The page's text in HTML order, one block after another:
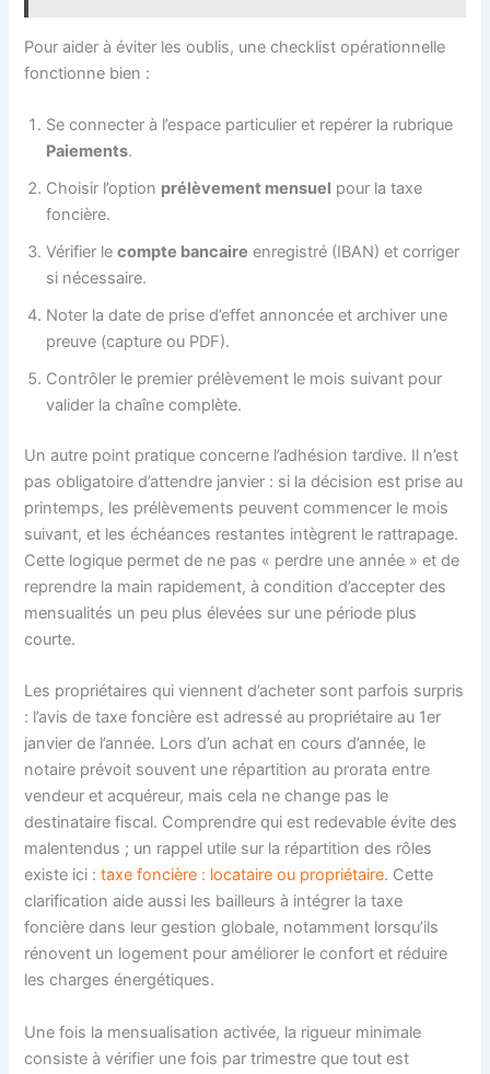
Pour aider à éviter les oublis, une checklist opérationnelle
fonctionne bien :
Se connecter à l’espace particulier et repérer la rubrique
Paiements.
Choisir l’option prélèvement mensuel pour la taxe
foncière.
Vérifier lecompte bancaire enregistré (IBAN) et corriger
si nécessaire.
Noter la date de prise d’effet annoncée et archiver une
preuve (capture ou PDF).
Contrôler le premier prélèvement le mois suivant pour
valider la chaîne complète.
Un autre point pratique concerne l’adhésion tardive. Il n’est
pas obligatoire d’attendre janvier : si la décision est prise au
printemps, les prélèvements peuvent commencer le mois
suivant, et les échéances restantes intègrent le rattrapage.
Cette logique permet de ne pas « perdre une année » et de
reprendre la main rapidement, à condition d’accepter des
mensualités un peu plus élevées sur une période plus
courte.
Les propriétaires qui viennent d’acheter sont parfois surpris
: l’avis de taxe foncière est adressé au propriétaire au 1er
janvier de l’année. Lors d’un achat en cours d’année, le
notaire prévoit souvent une répartition au prorata entre
vendeur et acquéreur, mais cela ne change pas le
destinataire fiscal. Comprendre qui est redevable évite des
malentendus ; un rappel utile sur la répartition des rôles
existe ici :taxe foncière : locataire ou propriétaire. Cette
clarification aide aussi les bailleurs à intégrer la taxe
foncière dans leur gestion globale, notamment lorsqu’ils
rénovent un logement pour améliorer le confort et réduire
les charges énergétiques.
Une fois la mensualisation activée, la rigueur minimale
consiste à vérifier une fois par trimestre que tout est